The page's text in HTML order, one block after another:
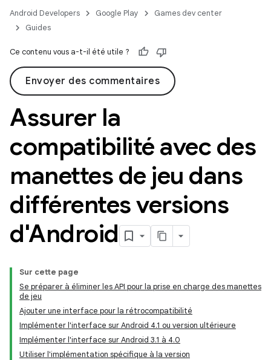
Android Developers Google Play
Games dev center
Guides
Ce contenu vous a-t-il été utile ?
Envoyer des commentaires
Assurer la
compatibilité avec des
manettes de jeu dans
différentes versions
d'Android
Sur cette page
Se préparer à éliminer les API pour la prise en charge des manettes
de jeu
Ajouter une interface pour la rétrocompatibilité
Implémenter l'interface sur Android 4.1 ou version ultérieure
Implémenter l'interface sur Android 3.1 à 4.0
Utiliser l'implémentation spécifique à la version